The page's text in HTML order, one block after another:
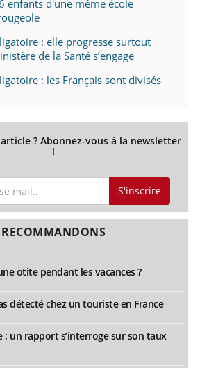
enfants d'une même école
: elle progresse surtout
de la Santé s’engage
: les Français sont divisés
? Abonnez-vous à la newsletter
!
S'inscrire
otite pendant les vacances ?
détecté chez un touriste en France
un rapport s’interroge sur son taux